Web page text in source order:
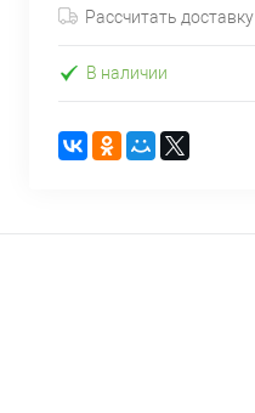
Рассчитать доставку
В наличии